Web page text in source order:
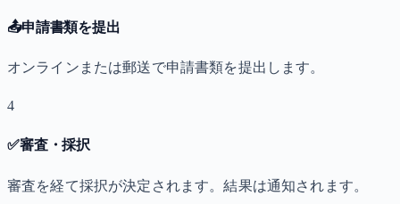
📤申請書類を提出
オンラインまたは郵送で申請書類を提出します。
4
✅審査・採択
審査を経て採択が決定されます。結果は通知されます。